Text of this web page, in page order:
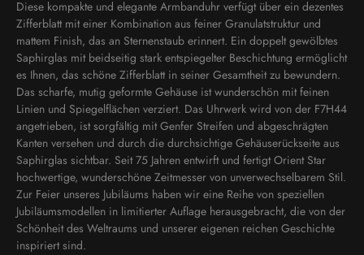
Diese kompakte und elegante Armbanduhr verfügt über ein dezentes
Zifferblatt mit einer Kombination aus feiner Granulatstruktur und
mattem Finish, das an Sternenstaub erinnert. Ein doppelt gewölbtes
Saphirglas mit beidseitig stark entspiegelter Beschichtung ermöglicht
es Ihnen, das schöne Zifferblatt in seiner Gesamtheit zu bewundern.
Das scharfe, mutig geformte Gehäuse ist wunderschön mit feinen
Linien und Spiegelflächen verziert. Das Uhrwerk wird von der F7H44
angetrieben, ist sorgfältig mit Genfer Streifen und abgeschrägten
Kanten versehen und durch die durchsichtige Gehäuserückseite aus
Saphirglas sichtbar. Seit 75 Jahren entwirft und fertigt Orient Star
hochwertige, wunderschöne Zeitmesser von unverwechselbarem Stil.
Zur Feier unseres Jubiläums haben wir eine Reihe von speziellen
Jubiläumsmodellen in limitierter Auflage herausgebracht, die von der
Schönheit des Weltraums und unserer eigenen reichen Geschichte
inspiriert sind.